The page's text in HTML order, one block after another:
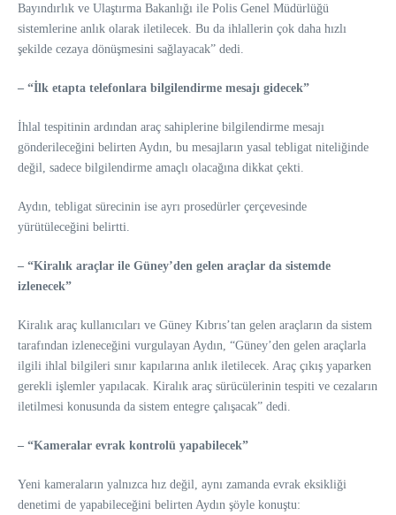
Bayındırlık ve Ulaştırma Bakanlığı ile Polis Genel Müdürlüğü
sistemlerine anlık olarak iletilecek. Bu da ihlallerin çok daha hızlı
şekilde cezaya dönüşmesini sağlayacak” dedi.
– “İlk etapta telefonlara bilgilendirme mesajı gidecek”
İhlal tespitinin ardından araç sahiplerine bilgilendirme mesajı
gönderileceğini belirten Aydın, bu mesajların yasal tebligat niteliğinde
değil, sadece bilgilendirme amaçlı olacağına dikkat çekti.
Aydın, tebligat sürecinin ise ayrı prosedürler çerçevesinde
yürütüleceğini belirtti.
– “Kiralık araçlar ile Güney’den gelen araçlar da sistemde
izlenecek”
Kiralık araç kullanıcıları ve Güney Kıbrıs’tan gelen araçların da sistem
tarafından izleneceğini vurgulayan Aydın, “Güney’den gelen araçlarla
ilgili ihlal bilgileri sınır kapılarına anlık iletilecek. Araç çıkış yaparken
gerekli işlemler yapılacak. Kiralık araç sürücülerinin tespiti ve cezaların
iletilmesi konusunda da sistem entegre çalışacak” dedi.
– “Kameralar evrak kontrolü yapabilecek”
Yeni kameraların yalnızca hız değil, aynı zamanda evrak eksikliği
denetimi de yapabileceğini belirten Aydın şöyle konuştu: